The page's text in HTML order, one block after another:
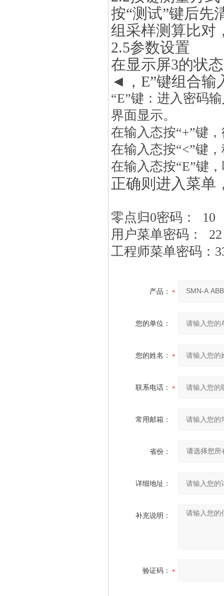
按“测试”键后先
组采样测算比对
2.5参数设置
在显示屏3的状
◄ ，E”键组合
“E”键：进入密码
界面显示。
在输入态按“+”键
在输入态按“<”键
在输入态按“E”键
正确则进入菜单
零点归0密码： 10
用户菜单密码： 22
工程师菜单密码：
产品：
您的单位：
您的姓名：
联系电话：
常用邮箱：
省份：
详细地址：
补充说明：
验证码：